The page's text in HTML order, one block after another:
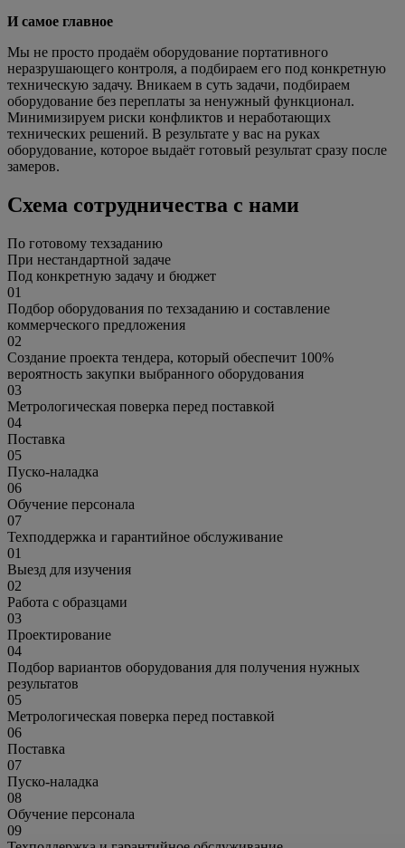
И самое главное
Мы не просто продаём оборудование портативного
неразрушающего контроля, а подбираем его под конкретную
техническую задачу. Вникаем в суть задачи, подбираем
оборудование без переплаты за ненужный функционал.
Минимизируем риски конфликтов и неработающих
технических решений. В результате у вас на руках
оборудование, которое выдаёт готовый результат сразу после
замеров.
Схема сотрудничества с нами
По готовому техзаданию
При нестандартной задаче
Под конкретную задачу и бюджет
01
Подбор оборудования по техзаданию и составление
коммерческого предложения
02
Создание проекта тендера, который обеспечит 100%
вероятность закупки выбранного оборудования
03
Метрологическая поверка перед поставкой
04
Поставка
05
Пуско-наладка
06
Обучение персонала
07
Техподдержка и гарантийное обслуживание
01
Выезд для изучения
02
Работа с образцами
03
Проектирование
04
Подбор вариантов оборудования для получения нужных
результатов
05
Метрологическая поверка перед поставкой
06
Поставка
07
Пуско-наладка
08
Обучение персонала
09